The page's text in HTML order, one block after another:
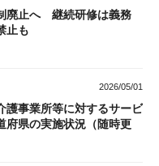
廃止へ 継続研修は義務
止も
2026/05/01
護事業所等に対するサービ
県の実施状況（随時更